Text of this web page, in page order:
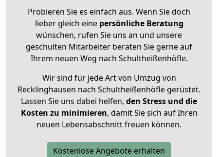
Probieren Sie es einfach aus. Wenn Sie doch
lieber gleich eine persönliche Beratung
wünschen, rufen Sie uns an und unsere
geschulten Mitarbeiter beraten Sie gerne auf
Ihrem neuen Weg nach Schultheißenhöfle.
Wir sind für jede Art von Umzug von
Recklinghausen nach Schultheißenhöfle gerüstet.
Lassen Sie uns dabei helfen, den Stress und die
Kosten zu minimieren, damit Sie sich auf Ihren
neuen Lebensabschnitt freuen können.
Kostenlose Angebote erhalten